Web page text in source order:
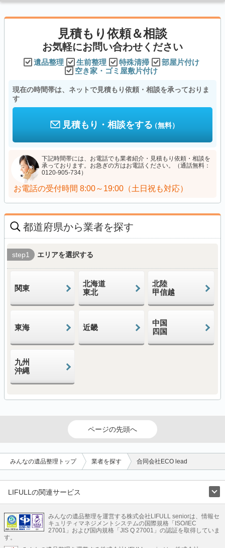
見積もり依頼＆相談
お気軽にお問い合わせください
遺品整理 生前整理 特殊清掃
部屋片付け
空き家・ゴミ屋敷片付け
現在の時間帯は、ネットで見積もり依頼・相談を承っておりま
す
見積もり・相談をする（無料）
下記時間帯には、お電話でも業者紹介・見積もり依頼・相談を
承っております。お急ぎの方はお電話ください。（通話無料：
0120-905-734）
お電話の受付時間 8:00～19:00（土日祝も対応）
都道府県から業者を探す
step1 エリアを選択する
関東
北海道
東北
北陸
甲信越
東海 近畿
中国
四国
九州
沖縄
ページの先頭へ
みんなの遺品整理トップ 業者を探す 合同会社ECO lead
LIFULLの関連サービス
不動産・住宅
引越し 老人ホーム 地方創生 ママの就労支援
不動産クラウドファンディング 遺品整理 老後の暮らし情報
みんなの遺品整理を運営する株式会社LIFULL seniorは、情報セ
キュリティマネジメントシステムの国際規格「ISO/IEC
27001」および国内規格「JIS Q 27001」の認証を取得していま
す。